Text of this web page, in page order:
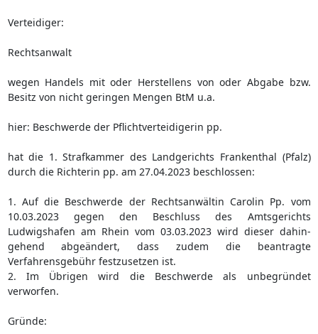
Verteidiger:
Rechtsanwalt
wegen Handels mit oder Herstellens von oder Abgabe bzw.
Besitz von nicht geringen Mengen BtM u.a.
hier: Beschwerde der Pflichtverteidigerin pp.
hat die 1. Strafkammer des Landgerichts Frankenthal (Pfalz)
durch die Richterin pp. am 27.04.2023 beschlossen:
1. Auf die Beschwerde der Rechtsanwältin Carolin Pp. vom
10.03.2023 gegen den Beschluss des Amtsgerichts
Ludwigshafen am Rhein vom 03.03.2023 wird dieser dahin-
gehend abgeändert, dass zudem die beantragte
Verfahrensgebühr festzusetzen ist.
2. Im Übrigen wird die Beschwerde als unbegründet
verworfen.
Gründe: